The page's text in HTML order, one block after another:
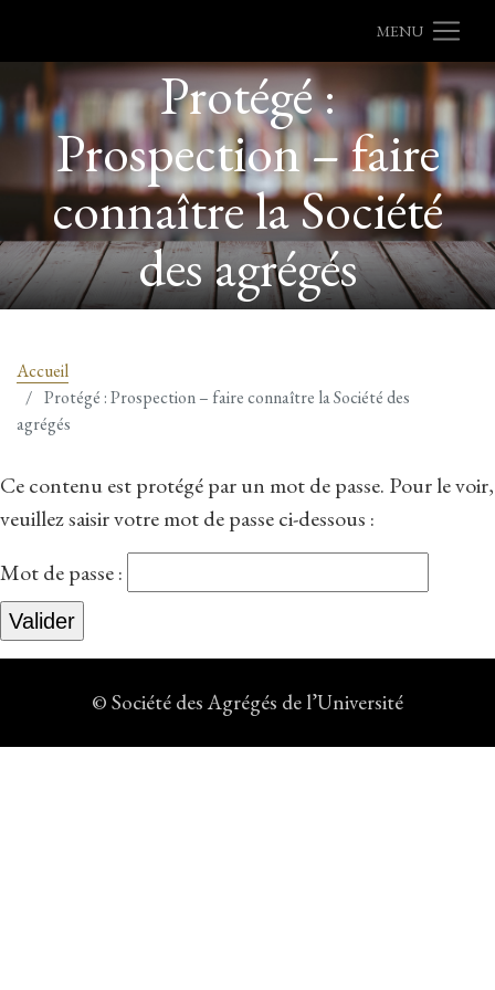
MENU
Protégé :
Prospection – faire
connaître la Société
des agrégés
Accueil
Protégé : Prospection – faire connaître la Société des
agrégés
Ce contenu est protégé par un mot de passe. Pour le voir,
veuillez saisir votre mot de passe ci-dessous :
Mot de passe :
© Société des Agrégés de l’Université